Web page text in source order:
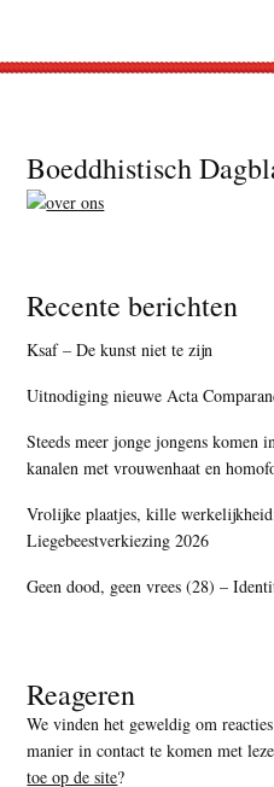
Footer
Boeddhistisch
Recente berichten
Ksaf – De kunst niet te zijn
Uitnodiging nieuwe Acta
Steeds meer jonge jongens komen
kanalen met vrouwenhaat en
Vrolijke plaatjes, kille
Liegebeestverkiezing 2026
Geen dood, geen vrees (28) –
Reageren
We vinden het geweldig om
manier in contact te komen met
toe op de site?